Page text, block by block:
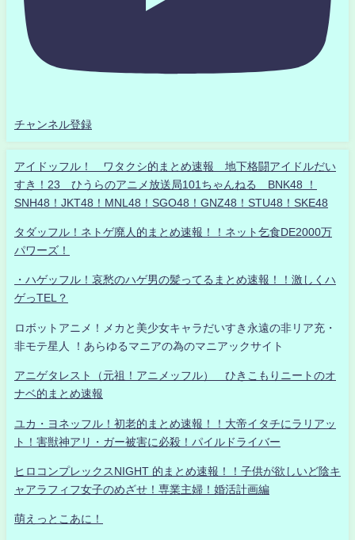
チャンネル登録
アイドッフル！ ワタクシ的まとめ速報 地下格闘アイドルだい
すき！23 ひうらのアニメ放送局101ちゃんねる BNK48 ！
SNH48！JKT48！MNL48！SGO48！GNZ48！STU48！SKE48
タダッフル！ネトゲ廃人的まとめ速報！！ネット乞食DE2000万
パワーズ！
・ハゲッフル！哀愁のハゲ男の髪ってるまとめ速報！！激しくハ
ゲっTEL？
ロボットアニメ！メカと美少女キャラだいすき永遠の非リア充・
非モテ星人 ！あらゆるマニアの為のマニアックサイト
アニゲタレスト（元祖！アニメッフル） ひきこもりニートのオ
ナベ的まとめ速報
ユカ・ヨネッフル！初老的まとめ速報！！大帝イタチにラリアッ
ト！害獣神アリ・ガー被害に必殺！パイルドライバー
ヒロコンプレックスNIGHT 的まとめ速報！！子供が欲しいど陰キ
ャアラフィフ女子のめざせ！専業主婦！婚活計画編
萌えっとこあに！